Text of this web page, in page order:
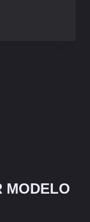
MODELO